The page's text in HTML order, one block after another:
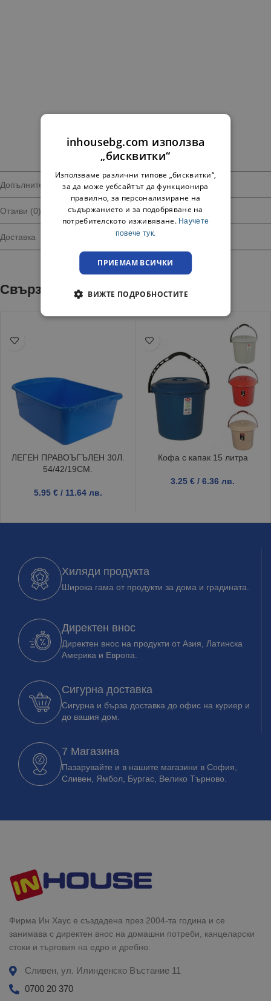
Допълнителна информация
Отзиви (0)
Доставка
Свързани продукти
ЛЕГЕН ПРАВОЪГЪЛЕН 30Л.
54/42/19СМ.
5.95 € / 11.64 лв.
Кофа с капак 15 литра
3.25 € / 6.36 лв.
Хиляди продукта
Широка гама от продукти за дома и градината.
Директен внос
Директен внос на продукти от Азия, Латинска
Америка и Европа.
Сигурна доставка
Сигурна и бърза доставка до офис на куриер и
до вашия дом.
7 Магазина
Пазарувайте и в нашите магазини в София,
Сливен, Ямбол, Бургас, Велико Търново.
Фирма Ин Хаус е създадена през 2004-та година и се
занимава с директен внос на домашни потреби, канцеларски
стоки и търговия на едро и дребно.
Сливен, ул. Илинденско Въстание 11
0700 20 370
inhousebg.com използва
„бисквитки“
Използваме различни типове „бисквитки“,
за да може уебсайтът да функционира
правилно, за персонализиране на
съдържанието и за подобряване на
потребителското изживяване. Научете
повече тук.
ПРИЕМАМ ВСИЧКИ
ВИЖТЕ ПОДРОБНОСТИТЕ